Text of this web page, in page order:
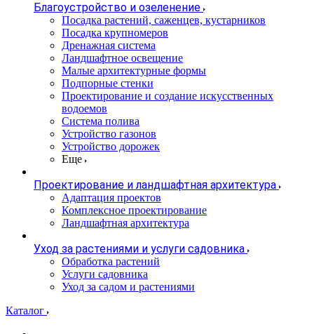
Благоустройство и озеленение
Посадка растений, саженцев, кустарников
Посадка крупномеров
Дренажная система
Ландшафтное освещение
Малые архитектурные формы
Подпорные стенки
Проектирование и создание искусственных
водоемов
Система полива
Устройство газонов
Устройство дорожек
Еще
Проектирование и ландшафтная архитектура
Адаптация проектов
Комплексное проектирование
Ландшафтная архитектура
Уход за растениями и услуги садовника
Обработка растений
Услуги садовника
Уход за садом и растениями
Каталог